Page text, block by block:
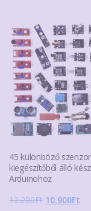
45 különböző
kiegészítőből álló
Arduinohoz
12.200Ft Original
10.900Ft